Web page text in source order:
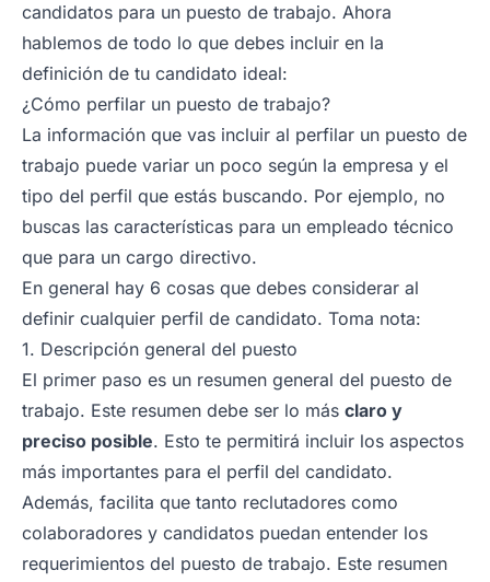
candidatos para un puesto de trabajo. Ahora
hablemos de todo lo que debes incluir en la
definición de tu candidato ideal:
¿Cómo perfilar un puesto de trabajo?
La información que vas incluir al perfilar un puesto de
trabajo puede variar un poco según la empresa y el
tipo del perfil que estás buscando. Por ejemplo, no
buscas las características para un empleado técnico
que para un cargo directivo.
En general hay 6 cosas que debes considerar al
definir cualquier perfil de candidato. Toma nota:
1. Descripción general del puesto
El primer paso es un resumen general del puesto de
trabajo. Este resumen debe ser lo más claro y
preciso posible. Esto te permitirá incluir los aspectos
más importantes para el perfil del candidato.
Además, facilita que tanto reclutadores como
colaboradores y candidatos puedan entender los
requerimientos del puesto de trabajo. Este resumen